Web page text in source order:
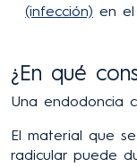
(infección) en el
¿En qué
Una endodoncia
El material que
radicular puede